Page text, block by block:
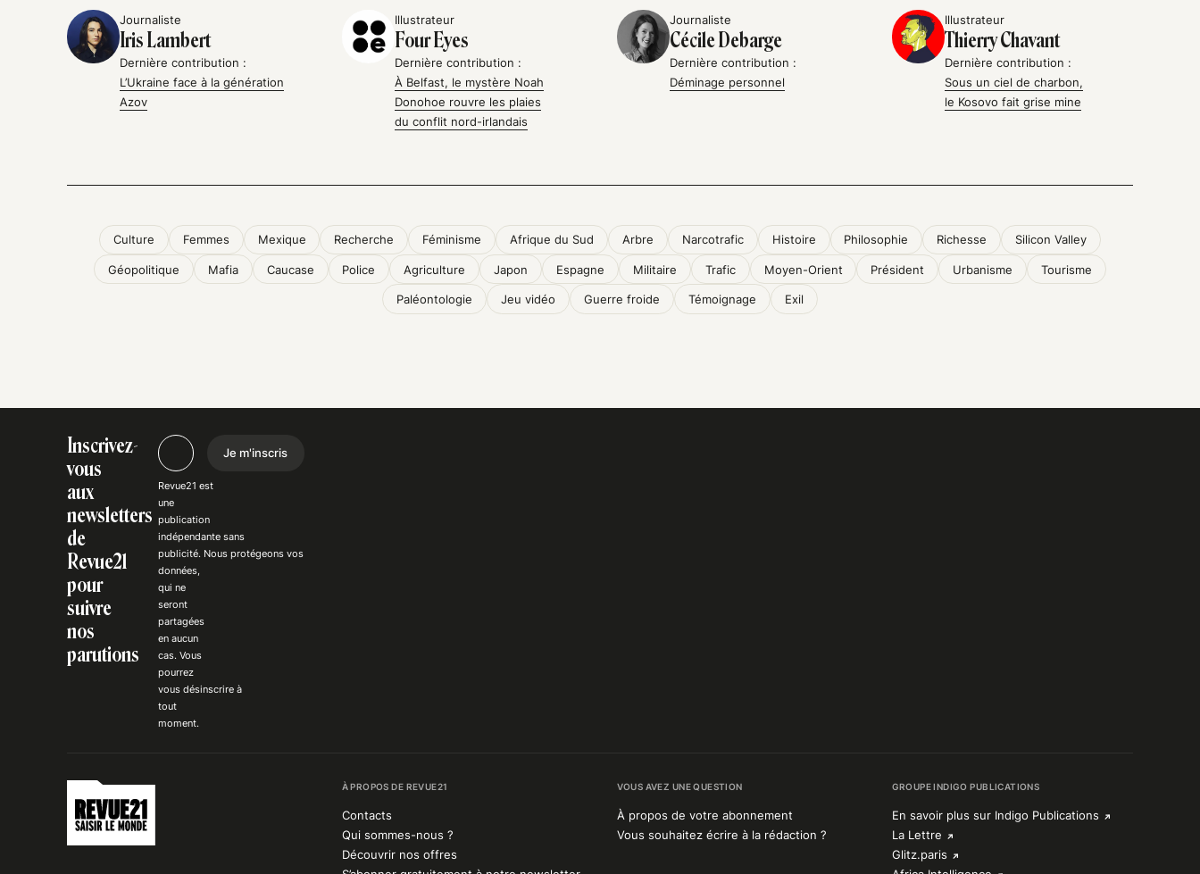
Journaliste
Iris Lambert
Dernière contribution :
L’Ukraine face à la génération
Azov
Illustrateur
Four Eyes
Dernière contribution :
À Belfast, le mystère Noah
Donohoe rouvre les plaies
du conflit nord-irlandais
Journaliste
Cécile Debarge
Dernière contribution :
Déminage personnel
Illustrateur
Thierry Chavant
Dernière contribution :
Sous un ciel de charbon,
le Kosovo fait grise mine
Culture Femmes Mexique Recherche Féminisme Afrique du Sud Arbre Narcotrafic Histoire Philosophie Richesse Silicon Valley
Géopolitique Mafia Caucase Police Agriculture Japon Espagne Militaire Trafic Moyen-Orient Président Urbanisme Tourisme
Paléontologie Jeu vidéo Guerre froide Témoignage Exil
Inscrivez-
vous
aux
newsletters
de
Revue21
pour
suivre
nos
parutions
Je m'inscris
Revue21 est
une
publication
indépendantesans
publicité. Nousprotégeons vos
données,
qui ne
seront
partagées
en aucun
cas. Vous
pourrez
vousdésinscrire à
tout
moment.
À PROPOS DE REVUE21
Contacts
Qui sommes-nous ?
Découvrir nos offres
VOUS AVEZ UNE QUESTION
À propos de votre abonnement
Vous souhaitez écrire à la rédaction ?
GROUPE INDIGO PUBLICATIONS
En savoir plus sur Indigo Publications
La Lettre
Glitz.paris